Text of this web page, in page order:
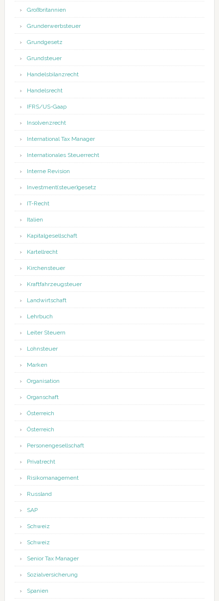
Großbritannien
Grunderwerbsteuer
Grundgesetz
Grundsteuer
Handelsbilanzrecht
Handelsrecht
IFRS/US-Gaap
Insolvenzrecht
International Tax Manager
Internationales Steuerrecht
Interne Revision
Investment(steuer)gesetz
IT-Recht
Italien
Kapitalgesellschaft
Kartellrecht
Kirchensteuer
Kraftfahrzeugsteuer
Landwirtschaft
Lehrbuch
Leiter Steuern
Lohnsteuer
Marken
Organisation
Organschaft
Österreich
Österreich
Personengesellschaft
Privatrecht
Risikomanagement
Russland
SAP
Schweiz
Schweiz
Senior Tax Manager
Sozialversicherung
Spanien